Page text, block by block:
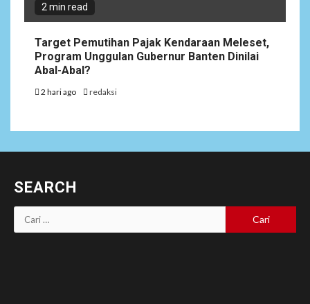
2 min read
Target Pemutihan Pajak Kendaraan Meleset,
Program Unggulan Gubernur Banten Dinilai
Abal-Abal?
2 hari ago redaksi
SEARCH
Cari
untuk: